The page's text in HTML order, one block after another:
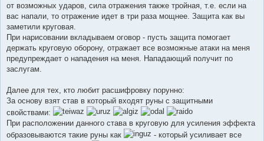
от возможных ударов, сила отражения также тройная, т.е. если на
вас напали, то отражение идет в три раза мощнее. Защита как вы
заметили круговая.
При нарисовании вкладываем оговор - пусть защита помогает
держать круговую оборону, отражает все возможные атаки на меня
предупреждает о нападения на меня. Нападающий получит по
заслугам.
Далее для тех, кто любит расшифровку порунно:
За основу взят став в который входят руны с защитными
свойствами:
При расположении данного става в круговую для усиления эффекта
образовываются такие руны как
- который усиливает все